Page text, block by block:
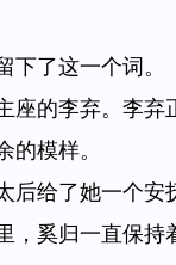
下了这一个词。
座的李弃。李弃
的模样。
后给了她一个安
，奚归一直保持